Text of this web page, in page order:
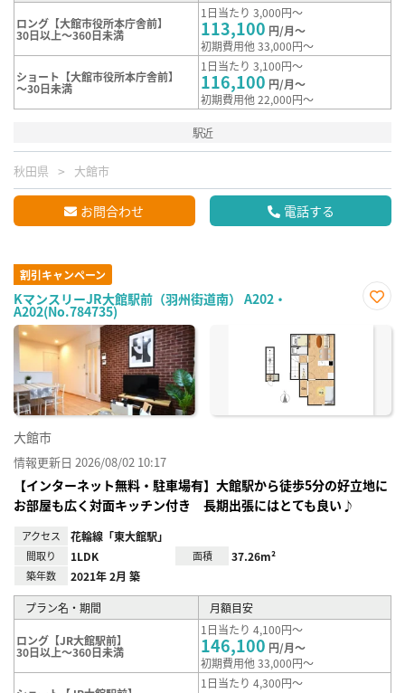
ロング【大館市役所本庁舎前】
30日以上～360日未満
1日当たり 3,000円～
113,100 円/月～
初期費用他 33,000円～
ショート【大館市役所本庁舎前】
～30日未満
1日当たり 3,100円～
116,100 円/月～
初期費用他 22,000円～
駅近
秋田県 大館市
お問合わせ 電話する
割引キャンペーン
KマンスリーJR大館駅前（羽州街道南） A202・
A202(No.784735)
に入
大館市
情報更新日 2026/08/02 10:17
【インターネット無料・駐車場有】大館駅から徒歩5分の好立地に
お部屋も広く対面キッチン付き 長期出張にはとても良い♪
アクセス 花輪線「東大館駅」
間取り 1LDK 面積 37.26m²
築年数 2021年 2月 築
プラン名・期間 月額目安
ロング【JR大館駅前】
30日以上～360日未満
1日当たり 4,100円～
146,100 円/月～
初期費用他 33,000円～
1日当たり 4,300円～